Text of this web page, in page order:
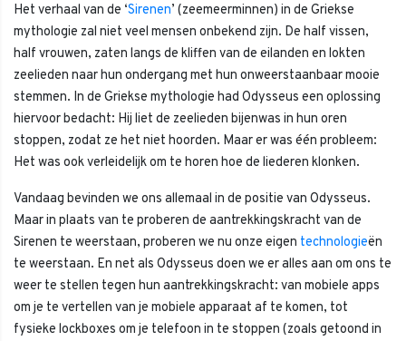
Het verhaal van de ‘Sirenen’ (zeemeerminnen) in de Griekse
mythologie zal niet veel mensen onbekend zijn. De half vissen,
half vrouwen, zaten langs de kliffen van de eilanden en lokten
zeelieden naar hun ondergang met hun onweerstaanbaar mooie
stemmen. In de Griekse mythologie had Odysseus een oplossing
hiervoor bedacht: Hij liet de zeelieden bijenwas in hun oren
stoppen, zodat ze het niet hoorden. Maar er was één probleem:
Het was ook verleidelijk om te horen hoe de liederen klonken.
Vandaag bevinden we ons allemaal in de positie van Odysseus.
Maar in plaats van te proberen de aantrekkingskracht van de
Sirenen te weerstaan, proberen we nu onze eigen technologieën
te weerstaan. En net als Odysseus doen we er alles aan om ons te
weer te stellen tegen hun aantrekkingskracht: van mobiele apps
om je te vertellen van je mobiele apparaat af te komen, tot
fysieke lockboxes om je telefoon in te stoppen (zoals getoond in